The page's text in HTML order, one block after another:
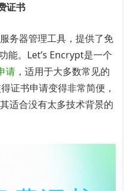
证书
务器管理工具，提供了免
能。Let’s Encrypt是一个
请 ，适用于大多数常见的
证书申请变得非常简便，
适合没有太多技术背景的